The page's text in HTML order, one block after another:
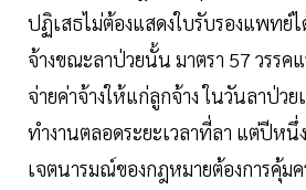
ปฏิเสธไม่ต้องแสดงใบรับรองแพทย์
จ้างขณะลาป่วยนั้น มาตรา 57 วรรค
จ่ายค่าจ้างให้แก่ลูกจ้าง ในวันลาป่วย
ทำงานตลอดระยะเวลาที่ลา แต่ปีหนึ่
เจตนารมณ์ของกฎหมายต้องการคุ้ม